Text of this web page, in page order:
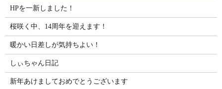
HPを一新しました！
桜咲く中、14周年を迎えます！
暖かい日差しが気持ちよい！
しぃちゃん日記
新年あけましておめでとうございます